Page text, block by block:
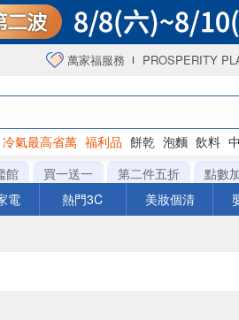
萬家福服務 PROSPERITY
冷氣最高省萬 福利品 餅乾 泡麵 飲料
館 買一送一 第二件五折 點數
電 熱門3C 美妝個清